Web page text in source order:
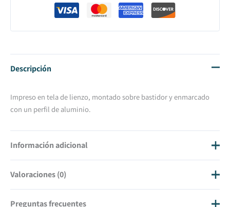
Descripción
Impreso en tela de lienzo, montado sobre bastidor y enmarcado
con un perfil de aluminio.
Información adicional
Tamaño
Valoraciones (0)
No hay valoraciones aún.
Preguntas frecuentes